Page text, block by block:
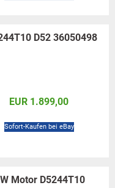
D52 36050498
EUR 1.899,00
Sofort-Kaufen bei eBay
Motor D5244T10